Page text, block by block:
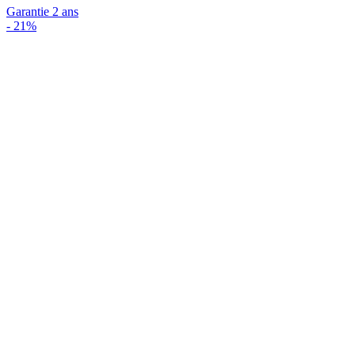
Garantie 2 ans
- 21%